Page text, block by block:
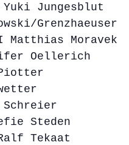
Jungesblut
Grenzhaeuser
Moravek
Oellerich
Steden
Tekaat